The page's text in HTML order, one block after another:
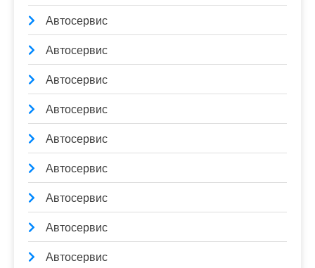
Автосервис
Автосервис
Автосервис
Автосервис
Автосервис
Автосервис
Автосервис
Автосервис
Автосервис